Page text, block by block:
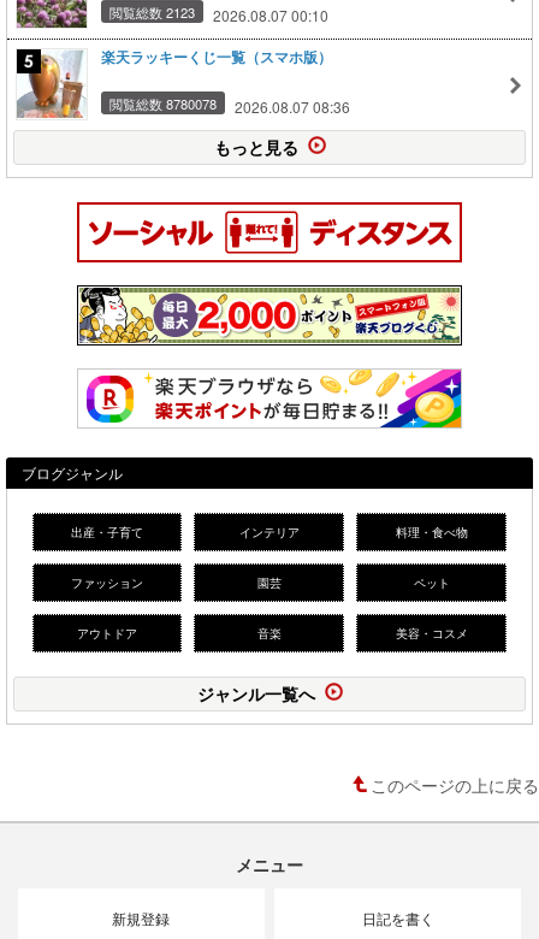
閲覧総数 2123 2026.08.07 00:10
楽天ラッキーくじ一覧（スマホ版）
閲覧総数 8780078 2026.08.07 08:36
もっと見る
ブログジャンル
出産・子育て インテリア 料理・食べ物
ファッション 園芸 ペット
アウトドア 音楽 美容・コスメ
ジャンル一覧へ
このページの上に戻る
メニュー
新規登録 日記を書く